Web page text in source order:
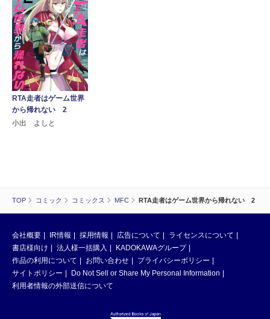
TOP コミック コミックス MFC RTA走者はゲーム世界から帰れない 2
RTA走者はゲーム世界
から帰れない 2
小出 よしと
会社概要 IR情報 採用情報 広告について
ライセンスについて
書店様向け
法人様一括購入
KADOKAWAグループ
作品の利用について
お問い合わせ
プライバシーポリシー
サイトポリシー
Do Not Sell or Share My Personal Information
利用者情報の外部送信について